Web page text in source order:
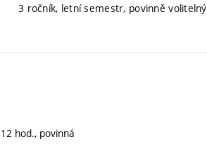
3 ročník, letní semestr, povinně volitelný
12 hod., povinná